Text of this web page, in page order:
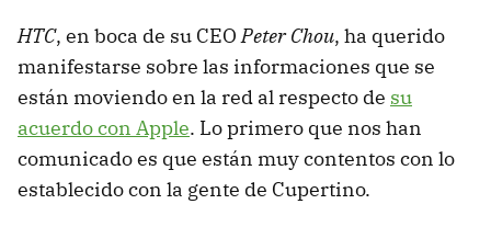
HTC, en boca de su CEOPeter Chou, ha querido
manifestarse sobre las informaciones que se
están moviendo en la red al respecto de su
acuerdo con Apple. Lo primero que nos han
comunicado es que están muy contentos con lo
establecido con la gente de Cupertino.